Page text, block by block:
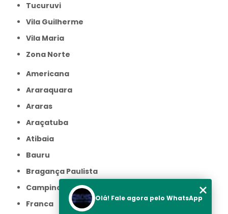
Tucuruvi
Vila Guilherme
Vila Maria
Zona Norte
Americana
Araraquara
Araras
Araçatuba
Atibaia
Bauru
Bragança Paulista
Campinas
Franca
Olá! Fale agora pelo WhatsApp